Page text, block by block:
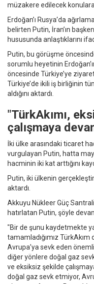
müzakere edilecek
Erdoğan’ı Rusya’da
belirten Putin, İran’ın
hususunda anlaştıklarını
Putin, bu görüşme
sorumlu heyetinin
öncesinde Türkiye’ye
Türkiye’de ikili iş birliğinin
aldığını aktardı.
"TürkAkımı,
çalışmaya
İki ülke arasındaki ticaret
vurgulayan Putin, hatta
hacminin iki kat arttığını
Putin, iki ülkenin
aktardı.
Akkuyu Nükleer Güç
hatırlatan Putin, şöyle
"Bir de şunu kaydetmekte
tamamladığımız TürkAkım
Avrupa’ya sevk eden
diğer yönlere doğal gaz
ve eksiksiz şekilde
doğal gaz sevk etmiyor,